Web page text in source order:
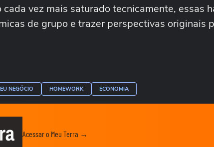
cada vez mais saturado tecnicamente, essas
de grupo e trazer perspectivas originais
NEGÓCIO HOMEWORK ECONOMIA
Acessar o Meu Terra →